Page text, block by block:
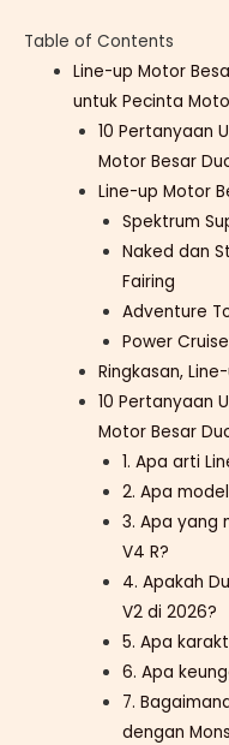
Table of Contents
Line-up Motor
untuk Pecinta
10 Pertanyaan
Motor Besar
Line-up Motor
Spektrum
Naked dan
Fairing
Adventure
Power
Ringkasan,
10 Pertanyaan
Motor Besar
1. Apa arti
2. Apa
3. Apa yang
V4 R?
4. Apakah
V2 di 2026?
5. Apa
6. Apa
7.
dengan